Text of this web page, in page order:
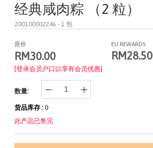
经典咸肉粽 （2 粒）
200100002246 - 1 包
原价
RM30.00
EU REWARDS
RM28.50
[登录会员户口以享有会员优惠]
数量:
货品库存 : 0
此产品已售完